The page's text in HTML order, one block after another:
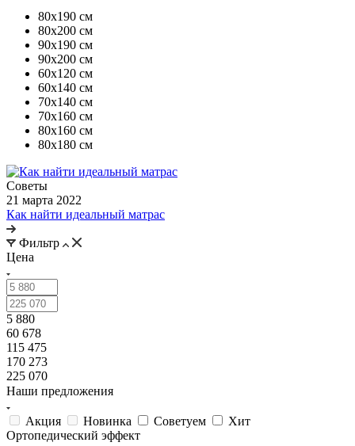
80х190 см
80х200 см
90х190 см
90х200 см
60х120 см
60х140 см
70х140 см
70х160 см
80х160 см
80х180 см
Советы
21 марта 2022
Как найти идеальный матрас
Фильтр
Цена
5 880
60 678
115 475
170 273
225 070
Наши предложения
Акция Новинка Советуем
Хит
Ортопедический эффект